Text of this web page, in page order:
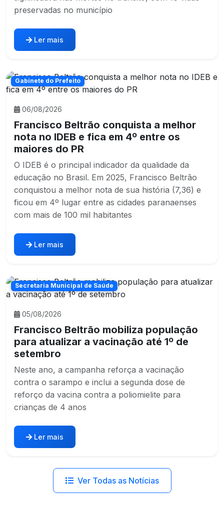
preservadas no município
Ler mais
Gabinete do Prefeito
06/08/2026
Francisco Beltrão conquista a melhor
nota no IDEB e fica em 4º entre os
maiores do PR
O IDEB é o principal indicador da qualidade da
educação no Brasil. Em 2025, Francisco Beltrão
conquistou a melhor nota de sua história (7,36) e
ficou em 4º lugar entre as cidades paranaenses
com mais de 100 mil habitantes
Ler mais
Secretaria Municipal de Saúde
05/08/2026
Francisco Beltrão mobiliza população
para atualizar a vacinação até 1º de
setembro
Neste ano, a campanha reforça a vacinação
contra o sarampo e inclui a segunda dose de
reforço da vacina contra a poliomielite para
crianças de 4 anos
Ler mais
Ver Todas as Notícias